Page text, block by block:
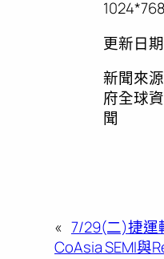
1024*768
更新日期
新聞來源
府全球
聞
« 7/29(二)捷運
CoAsia SEMI與